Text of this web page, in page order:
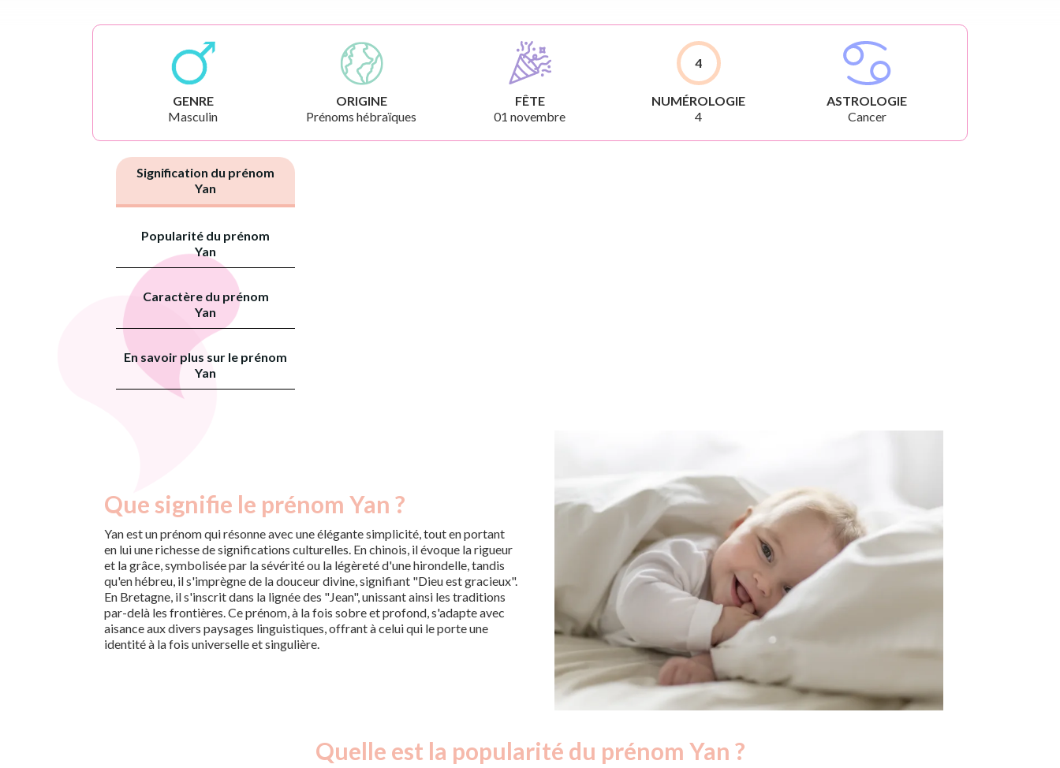
GENRE
Masculin
ORIGINE
Prénoms hébraïques
FÊTE
01 novembre
4
NUMÉROLOGIE
4
ASTROLOGIE
Cancer
Signification du prénom
Yan
Popularité du prénom
Yan
Caractère du prénom
Yan
En savoir plus sur le prénom
Yan
Que signifie le prénom Yan ?
Yan est un prénom qui résonne avec une élégante simplicité, tout en portant
en lui une richesse de significations culturelles. En chinois, il évoque la rigueur
et la grâce, symbolisée par la sévérité ou la légèreté d'une hirondelle, tandis
qu'en hébreu, il s'imprègne de la douceur divine, signifiant "Dieu est gracieux".
En Bretagne, il s'inscrit dans la lignée des "Jean", unissant ainsi les traditions
par-delà les frontières. Ce prénom, à la fois sobre et profond, s'adapte avec
aisance aux divers paysages linguistiques, offrant à celui qui le porte une
identité à la fois universelle et singulière.
Quelle est la popularité du prénom Yan ?